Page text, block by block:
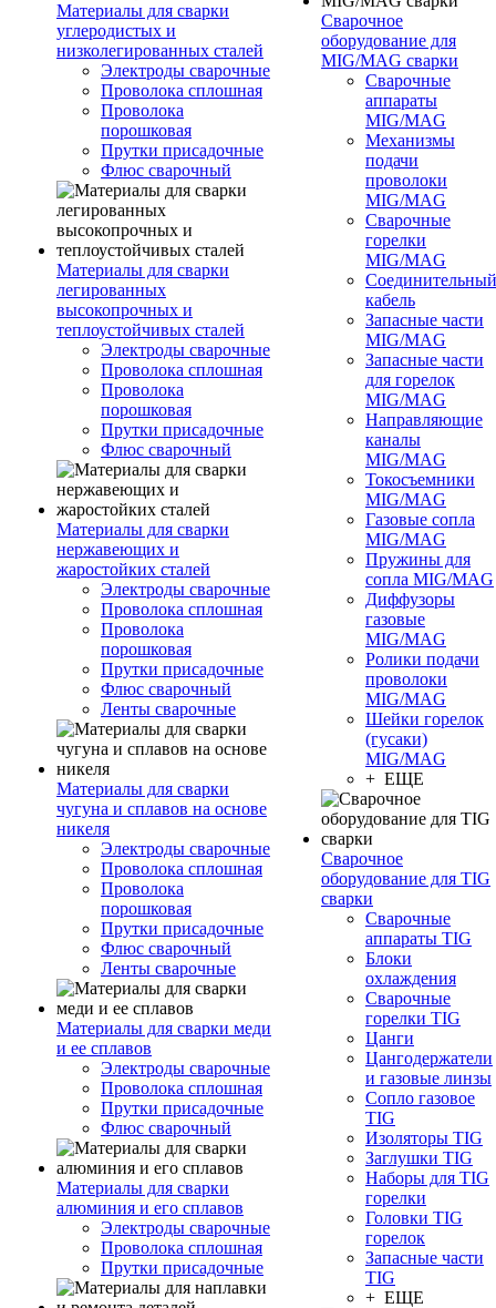
Материалы для сварки
углеродистых и
низколегированных сталей
Электроды сварочные
Проволока сплошная
Проволока
порошковая
Прутки присадочные
Флюс сварочный
Материалы для сварки
легированных
высокопрочных и
теплоустойчивых сталей
Электроды сварочные
Проволока сплошная
Проволока
порошковая
Прутки присадочные
Флюс сварочный
Материалы для сварки
нержавеющих и
жаростойких сталей
Электроды сварочные
Проволока сплошная
Проволока
порошковая
Прутки присадочные
Флюс сварочный
Ленты сварочные
Материалы для сварки
чугуна и сплавов на основе
никеля
Электроды сварочные
Проволока сплошная
Проволока
порошковая
Прутки присадочные
Флюс сварочный
Ленты сварочные
Материалы для сварки меди
и ее сплавов
Электроды сварочные
Проволока сплошная
Прутки присадочные
Флюс сварочный
Материалы для сварки
алюминия и его сплавов
Электроды сварочные
Проволока сплошная
Прутки присадочные
Сварочное
оборудование для
MIG/MAG сварки
Сварочные
аппараты
MIG/MAG
Механизмы
подачи
проволоки
MIG/MAG
Сварочные
горелки
MIG/MAG
Соединительный
кабель
Запасные части
MIG/MAG
Запасные части
для горелок
MIG/MAG
Направляющие
каналы
MIG/MAG
Токосъемники
MIG/MAG
Газовые сопла
MIG/MAG
Пружины для
сопла MIG/MAG
Диффузоры
газовые
MIG/MAG
Ролики подачи
проволоки
MIG/MAG
Шейки горелок
(гусаки)
MIG/MAG
+ ЕЩЕ
Сварочное
оборудование для TIG
сварки
Сварочные
аппараты TIG
Блоки
охлаждения
Сварочные
горелки TIG
Цанги
Цангодержатели
и газовые линзы
Сопло газовое
TIG
Изоляторы TIG
Заглушки TIG
Наборы для TIG
горелки
Головки TIG
горелок
Запасные части
TIG
+ ЕЩЕ